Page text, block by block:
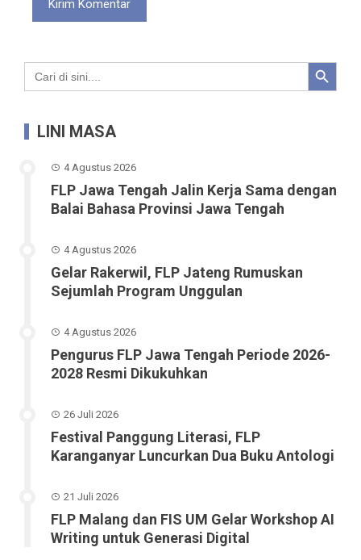
Search
for:
Search Button
LINI MASA
4 Agustus 2026
FLP Jawa Tengah Jalin Kerja Sama dengan
Balai Bahasa Provinsi Jawa Tengah
4 Agustus 2026
Gelar Rakerwil, FLP Jateng Rumuskan
Sejumlah Program Unggulan
4 Agustus 2026
Pengurus FLP Jawa Tengah Periode 2026-
2028 Resmi Dikukuhkan
26 Juli 2026
Festival Panggung Literasi, FLP
Karanganyar Luncurkan Dua Buku Antologi
21 Juli 2026
FLP Malang dan FIS UM Gelar Workshop AI
Writing untuk Generasi Digital